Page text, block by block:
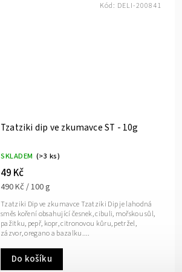
Tzatziki dip ve zkumavce ST - 10g
SKLADEM (>3 ks)
49 Kč
490 Kč / 100 g
Do košíku
Tzatziki Dip ve zkumavce Tzatziki Dip je lahodná
směs koření obsahující česnek, cibuli, mořskou sůl,
pažitku, pepř, kopr, citronovou kůru, petržel,
zázvor, oregano a bazalku....
Kód: DELI-200841